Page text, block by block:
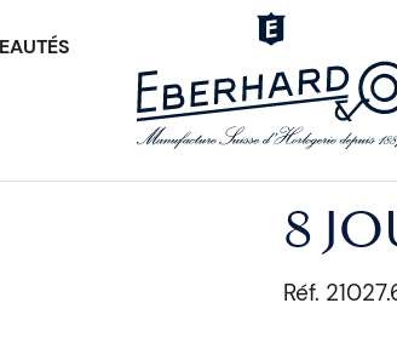
8
Réf.